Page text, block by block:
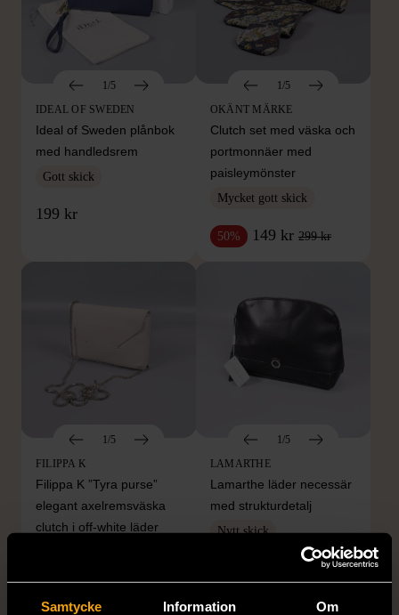
Samtycke Information Om
1/5
IDEAL OF SWEDEN
Ideal of Sweden plånbok
med handledsrem
Gott skick
199 kr
1/5
OKÄNT MÄRKE
Clutch set med väska och
portmonnäer med
paisleymönster
Mycket gott skick
50% 149 kr 299 kr
1/5
FILIPPA K
Filippa K ”Tyra purse”
elegant axelremsväska
clutch i off-white läder
279 kr
1/5
LAMARTHE
Lamarthe läder necessär
med strukturdetalj
Nytt skick